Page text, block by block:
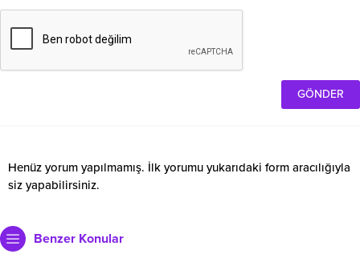
Henüz yorum yapılmamış. İlk yorumu yukarıdaki form aracılığıyla
siz yapabilirsiniz.
Benzer Konular